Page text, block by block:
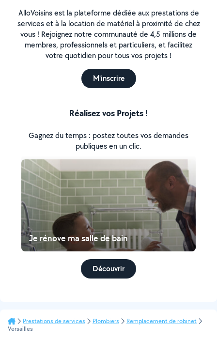
AlloVoisins est la plateforme dédiée aux prestations de
services et à la location de matériel à proximité de chez
vous ! Rejoignez notre communauté de 4,5 millions de
membres, professionnels et particuliers, et facilitez
votre quotidien pour tous vos projets !
M'inscrire
Réalisez vos Projets !
Gagnez du temps : postez toutes vos demandes
publiques en un clic.
Je rénove ma salle de bain
Découvrir
Prestations de services Plombiers
Remplacement de robinet
Versailles